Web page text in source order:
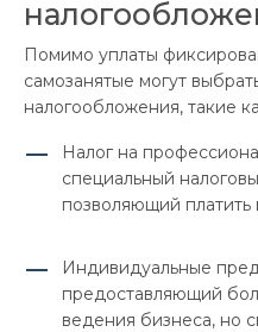
Помимо уплаты
самозанятые могут
налогообложения, такие
Налог на
специальный
позволяющий платить
Индивидуальные
предоставляющий
ведения бизнеса, но